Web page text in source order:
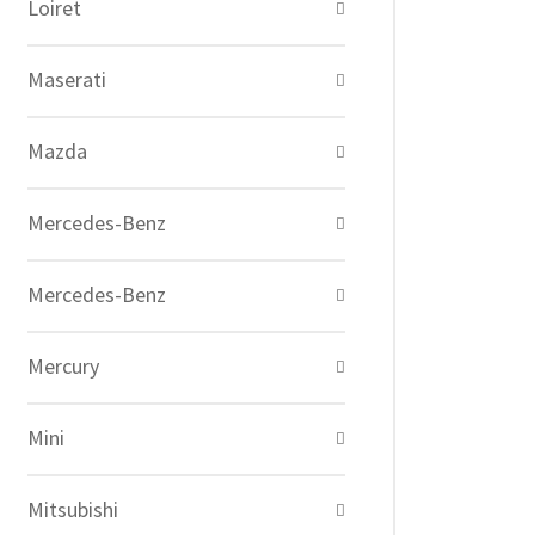
Loiret
Maserati
Mazda
Mercedes-Benz
Mercedes-Benz
Mercury
Mini
Mitsubishi